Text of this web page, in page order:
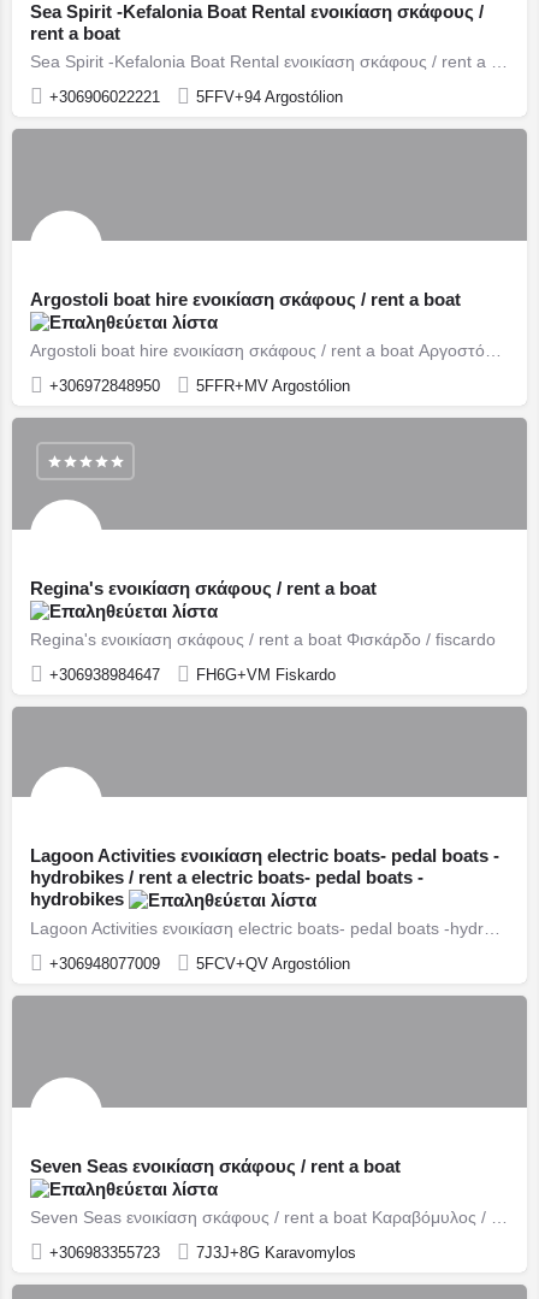
Sea Spirit -Kefalonia Boat Rental ενοικίαση σκάφους /
rent a boat
Sea Spirit -Kefalonia Boat Rental ενοικίαση σκάφους / rent a boat Αργοστόλι / Argostoli
+306906022221 5FFV+94 Argostólion
Argostoli boat hire ενοικίαση σκάφους / rent a boat
Argostoli boat hire ενοικίαση σκάφους / rent a boat Αργοστόλι / Argostoli
+306972848950 5FFR+MV Argostólion
Regina's ενοικίαση σκάφους / rent a boat
Regina's ενοικίαση σκάφους / rent a boat Φισκάρδο / fiscardo
+306938984647 FH6G+VM Fiskardo
Lagoon Activities ενοικίαση electric boats- pedal boats -
hydrobikes / rent a electric boats- pedal boats -
hydrobikes
Lagoon Activities ενοικίαση electric boats- pedal boats -hydrobikes / rent a electric boats- pedal boats -hydrobikes Αργοστόλι / Argostoli
+306948077009 5FCV+QV Argostólion
Seven Seas ενοικίαση σκάφους / rent a boat
Seven Seas ενοικίαση σκάφους / rent a boat Καραβόμυλος / karavomylos
+306983355723 7J3J+8G Karavomylos